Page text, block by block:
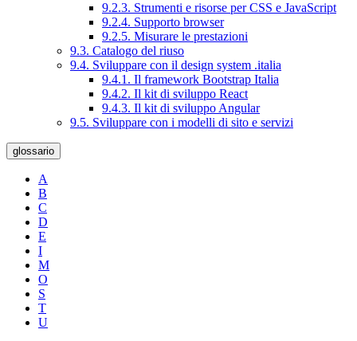
9.2.3. Strumenti e risorse per CSS e JavaScript
9.2.4. Supporto browser
9.2.5. Misurare le prestazioni
9.3. Catalogo del riuso
9.4. Sviluppare con il design system .italia
9.4.1. Il framework Bootstrap Italia
9.4.2. Il kit di sviluppo React
9.4.3. Il kit di sviluppo Angular
9.5. Sviluppare con i modelli di sito e servizi
glossario
A
B
C
D
E
I
M
O
S
T
U